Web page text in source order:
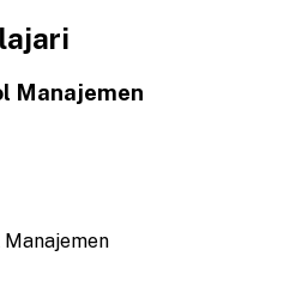
Manajemen